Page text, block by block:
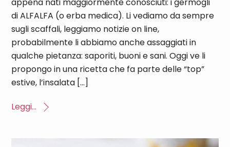
di ALFALFA (o erba medica). Li vediamo da sempre
sugli scaffali, leggiamo notizie on line,
probabilmente li abbiamo anche assaggiati in
qualche pietanza: saporiti, buoni e sani. Oggi ve li
propongo in una ricetta che fa parte delle “top”
estive, l’insalata […]
Leggi...